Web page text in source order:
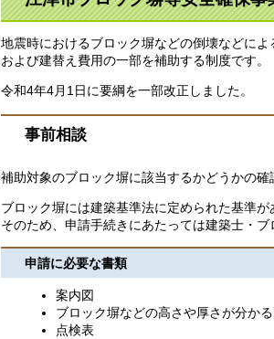
地震時におけるブロック塀などの倒壊などに
および建替え費用の一部を補助する制度です。
令和4年4月1日に要綱を一部改正しました。
事前相談
補助対象のブロック塀に該当するかどうかの
ブロック塀には建築基準法に定められた基準が
そのため、申請手続きにあたっては建築士・ブ
申請に必要な書類
案内図
ブロック塀などの高さや厚さが分か
点検表